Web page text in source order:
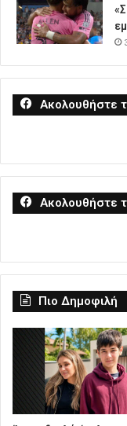
Ακολουθήστε
Ακολουθήστε
Πιο Δημοφιλή